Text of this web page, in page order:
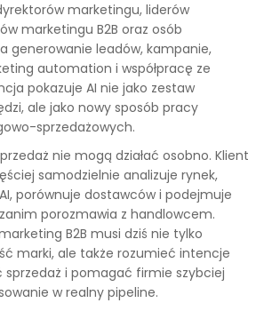
marketingu, liderów
marketingu B2B oraz osób
generowanie leadów, kampanie,
automation i współpracę ze
pokazuje AI nie jako zestaw
ale jako nowy sposób pracy
sprzedażowych.
nie mogą działać osobno. Klient
samodzielnie analizuje rynek,
porównuje dostawców i podejmuje
porozmawia z handlowcem.
B2B musi dziś nie tylko
marki, ale także rozumieć intencje
sprzedaż i pomagać firmie szybciej
w realny pipeline.